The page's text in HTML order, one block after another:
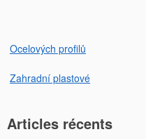
Ocelových profilů
Zahradní plastové
Articles récents